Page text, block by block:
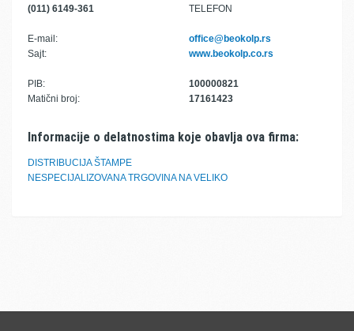
(011) 6149-361
TELEFON
E-mail:
office@beokolp.rs
Sajt:
www.beokolp.co.rs
PIB:
100000821
Matični broj:
17161423
Informacije o delatnostima koje obavlja ova firma:
DISTRIBUCIJA ŠTAMPE
NESPECIJALIZOVANA TRGOVINA NA VELIKO